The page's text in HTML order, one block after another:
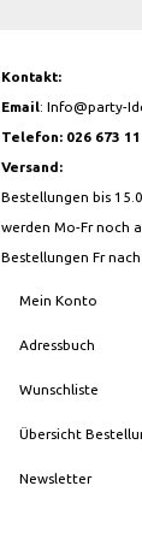
Kontakt:
Email:Info@party-
Telefon: 026 673
Versand:
Bestellungen bis
werden Mo-Fr noch
Bestellungen Fr
Mein Konto
Adressbuch
Wunschliste
Übersicht
Newsletter